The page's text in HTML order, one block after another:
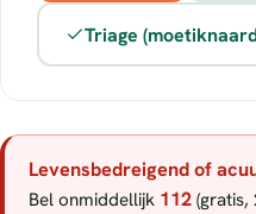
Triage
Levensbedreigend of
Bel onmiddellijk 112